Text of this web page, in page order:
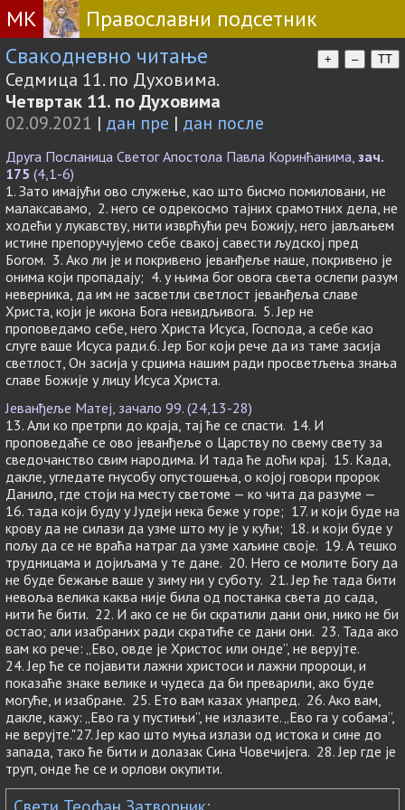
МК
Православни подсетник
Свакодневно читање
+ – TT
Седмица 11. по Духовима.
Четвртак 11. по Духовима
02.09.2021 | дан пре | дан после
Друга Посланица Светог Апостола Павла Коринћанима, зач.
175 (4,1-6)
1. Зато имајући ово служење, као што бисмо помиловани, не
малаксавамо, 2. него се одрекосмо тајних срамотних дела, не
ходећи у лукавству, нити изврћући реч Божију, него јављањем
истине препоручујемо себе свакој савести људској пред
Богом. 3. Ако ли је и покривено јеванђеље наше, покривено је
онима који пропадају; 4. у њима бог овога света ослепи разум
неверника, да им не засветли светлост јеванђеља славе
Христа, који је икона Бога невидљивога. 5. Јер не
проповедамо себе, него Христа Исуса, Господа, а себе као
слуге ваше Исуса ради.6. Јер Бог који рече да из таме засија
светлост, Он засија у срцима нашим ради просветљења знања
славе Божије у лицу Исуса Христа.
Јеванђеље Матеј, зачало 99. (24,13-28)
13. Али ко претрпи до краја, тај ће се спасти. 14. И
проповедаће се ово јеванђеље о Царству по свему свету за
сведочанство свим народима. И тада ће доћи крај. 15. Када,
дакле, угледате гнусобу опустошења, о којој говори пророк
Данило, где стоји на месту светоме — ко чита да разуме —
16. тада који буду у Јудеји нека беже у горе; 17. и који буде на
крову да не силази да узме што му је у кући; 18. и који буде у
пољу да се не враћа натраг да узме хаљине своје. 19. А тешко
трудницама и дојиљама у те дане. 20. Него се молите Богу да
не буде бежање ваше у зиму ни у суботу. 21. Јер ће тада бити
невоља велика каква није била од постанка света до сада,
нити ће бити. 22. И ако се не би скратили дани они, нико не би
остао; али изабраних ради скратиће се дани они. 23. Тада ако
вам ко рече: „Ево, овде је Христос или онде”, не верујте.
24. Јер ће се појавити лажни христоси и лажни пророци, и
показаће знаке велике и чудеса да би преварили, ако буде
могуће, и изабране. 25. Ето вам казах унапред. 26. Ако вам,
дакле, кажу: „Ево га у пустињи”, не излазите. „Ево га у собама”,
не верујте."27. Јер као што муња излази од истока и сине до
запада, тако ће бити и долазак Сина Човечијега. 28. Јер где је
труп, онде ће се и орлови окупити.